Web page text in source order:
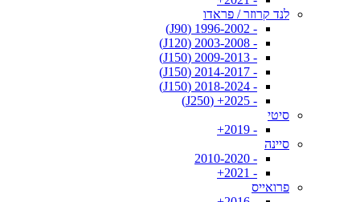
לנד קרוזר / פראדו
- 1996-2002 (J90)
- 2003-2008 (J120)
- 2009-2013 (J150)
- 2014-2017 (J150)
- 2018-2024 (J150)
- 2025+ (J250)
סיטי
- 2019+
סיינה
- 2010-2020
- 2021+
פרואייס